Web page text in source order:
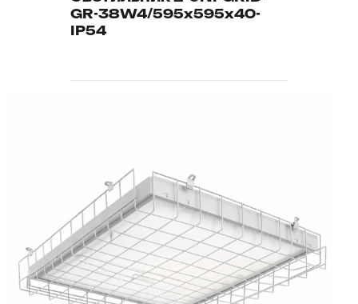
GR-38W4/595х595х40-
IP54